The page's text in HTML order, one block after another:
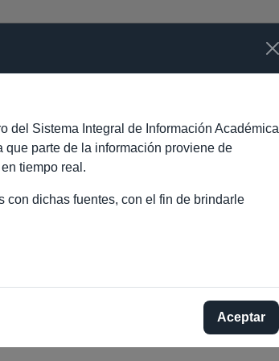
DE OCA
del Sistema Integral de Información Académica
parte de la información proviene de
tiempo real.
con dichas fuentes, con el fin de brindarle
Aceptar